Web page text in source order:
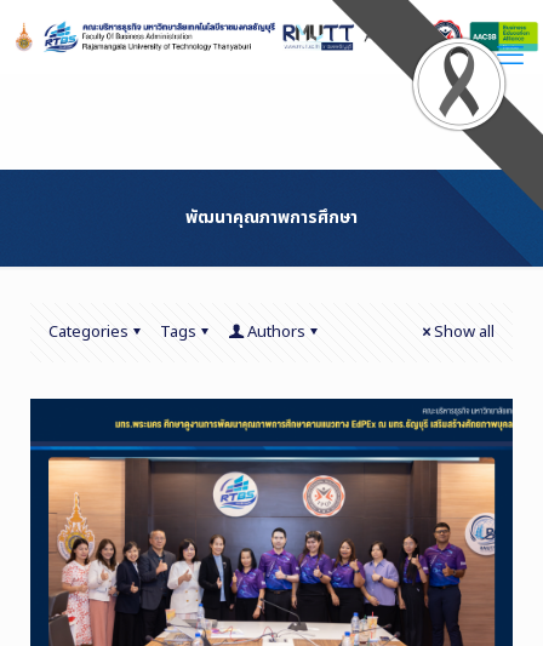
Content
พัฒนาคุณภาพการศึกษา
Categories Tags Authors Show all